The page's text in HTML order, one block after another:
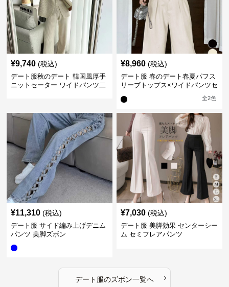
¥9,740 (税込)
デート服秋のデート 韓国風厚手
ニットセーター ワイドパンツ二
¥8,960 (税込)
デート服 春のデート春夏パフス
リーブトップス×ワイドパンツセ
全2色
¥11,310 (税込)
デート服 サイド編み上げデニム
パンツ 美脚ズボン
¥7,030 (税込)
デート服 美脚効果 センターシー
ム セミフレアパンツ
デート服のズボン一覧へ ›